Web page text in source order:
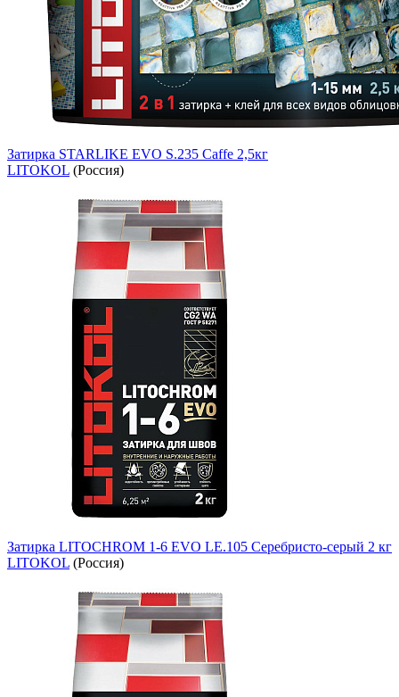
Затирка STARLIKE EVO S.235 Caffe 2,5кг
LITOKOL (Россия)
Затирка LITOCHROM 1-6 EVO LE.105 Серебристо-серый 2 кг
LITOKOL (Россия)